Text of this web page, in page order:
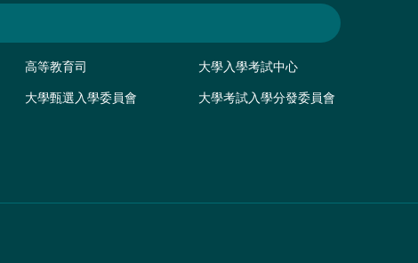
高等教育司 大學入學考試中心
大學甄選入學委員會 大學考試入學分發委員會